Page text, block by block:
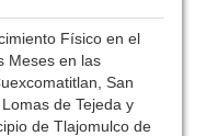
Físico en el
Meses en las
San
de Tejeda y
de Tlajomulco de